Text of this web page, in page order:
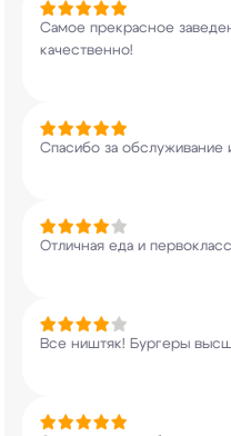
Самое прекрасное
качественно!
Спасибо за обслуживание
Отличная еда и
Все ништяк! Бургеры